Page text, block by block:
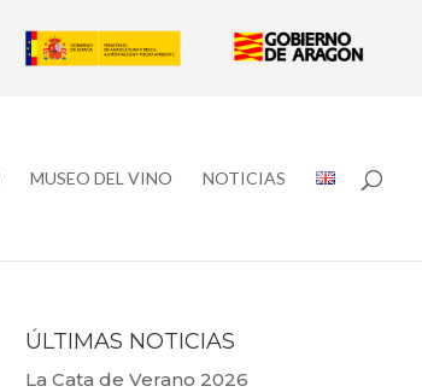
MUSEO DEL VINO NOTICIAS
ÚLTIMAS NOTICIAS
La Cata de Verano 2026